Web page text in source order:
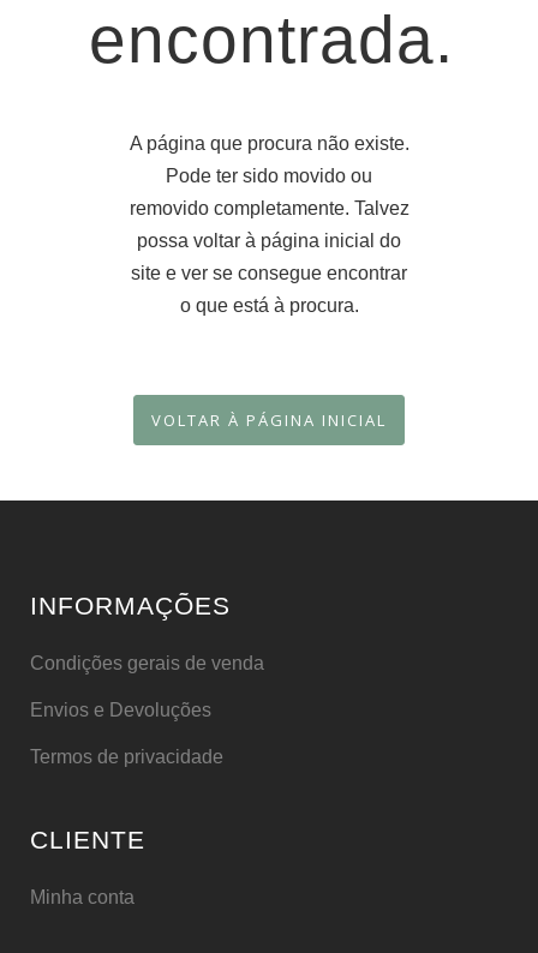
encontrada.
A página que procura não existe.
Pode ter sido movido ou
removido completamente. Talvez
possa voltar à página inicial do
site e ver se consegue encontrar
o que está à procura.
VOLTAR À PÁGINA INICIAL
INFORMAÇÕES
Condições gerais de venda
Envios e Devoluções
Termos de privacidade
CLIENTE
Minha conta